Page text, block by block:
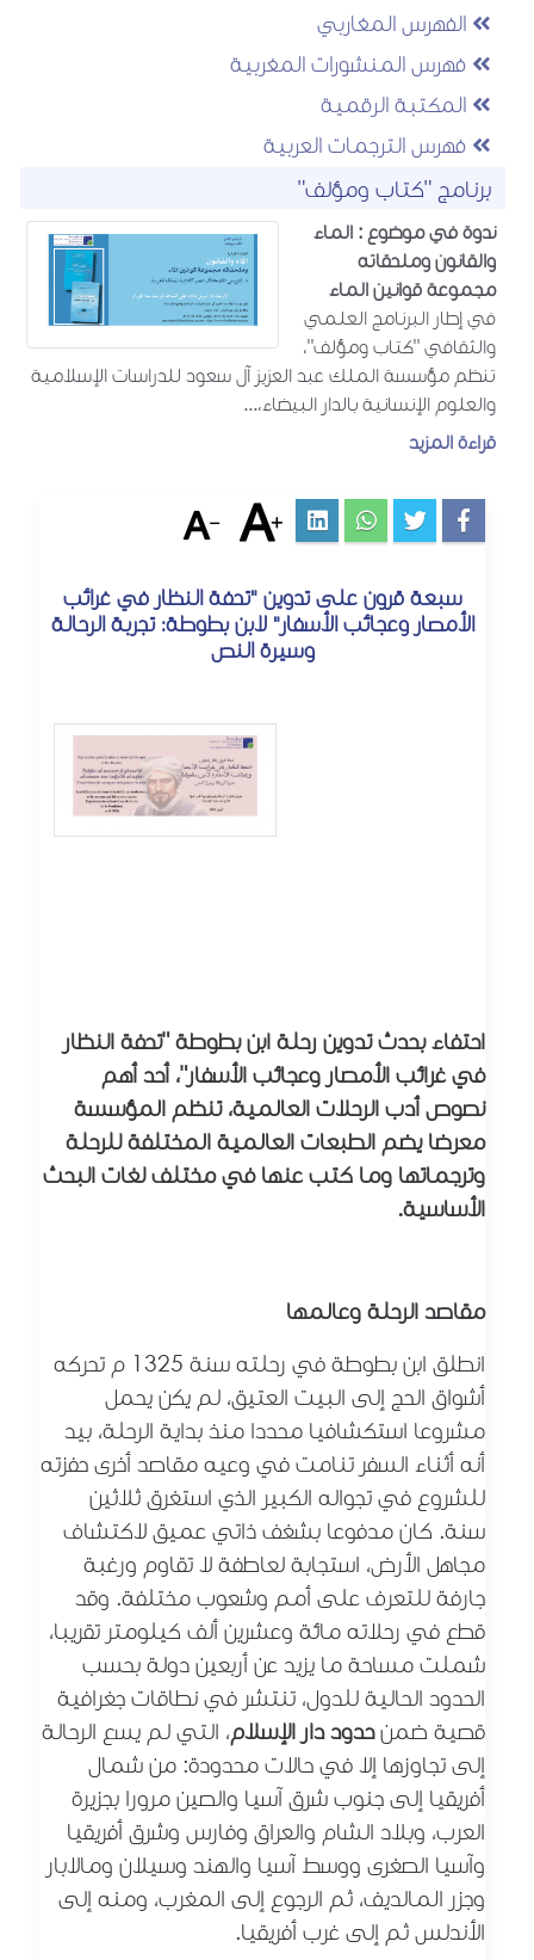
الفهرس المغاربي
فهرس المنشورات المغربية
المكتبة الرقمية
فهرس الترجمات العربية
برنامج "كتاب ومؤلف"
ندوة في موضوع : الماء
والقانون وملحقاته
مجموعة قوانين الماء
في إطار البرنامج العلمي
والثقافي "كتاب ومؤلف"،
تنظم مؤسسة الملك عبد العزيز آل سعود للدراسات الإسلامية
والعلوم الإنسانية بالدار البيضاء،...
قراءة المزيد
سبعة قرون على تدوين "تحفة النظار في غرائب
الأمصار وعجائب الأسفار" لابن بطوطة: تجربة الرحالة
وسيرة النص
احتفاء بحدث تدوين رحلة ابن بطوطة "تحفة النظار
في غرائب الأمصار وعجائب الأسفار"، أحد أهم
نصوص أدب الرحلات العالمية، تنظم المؤسسة
معرضا يضم الطبعات العالمية المختلفة للرحلة
وترجماتها وما كتب عنها في مختلف لغات البحث
الأساسية.
مقاصد الرحلة وعالمها
انطلق ابن بطوطة في رحلته سنة 1325 م تحركه
أشواق الحج إلى البيت العتيق، لم يكن يحمل
مشروعا استكشافيا محددا منذ بداية الرحلة، بيد
أنه أثناء السفر تنامت في وعيه مقاصد أخرى حفزته
للشروع في تجواله الكبير الذي استغرق ثلاثين
سنة. كان مدفوعا بشغف ذاتي عميق لاكتشاف
مجاهل الأرض، استجابة لعاطفة لا تقاوم ورغبة
جارفة للتعرف على أمم وشعوب مختلفة. وقد
قطع في رحلاته مائة وعشرين ألف كيلومتر تقريبا،
شملت مساحة ما يزيد عن أربعين دولة بحسب
الحدود الحالية للدول، تنتشر في نطاقات جغرافية
قصية ضمنحدود دار الإسلام، التي لم يسع الرحالة
إلى تجاوزها إلا في حالات محدودة: من شمال
أفريقيا إلى جنوب شرق آسيا والصين مرورا بجزيرة
العرب، وبلاد الشام والعراق وفارس وشرق أفريقيا
وآسيا الصغرى ووسط آسيا والهند وسيلان ومالابار
وجزر المالديف، ثم الرجوع إلى المغرب، ومنه إلى
الأندلس ثم إلى غرب أفريقيا.